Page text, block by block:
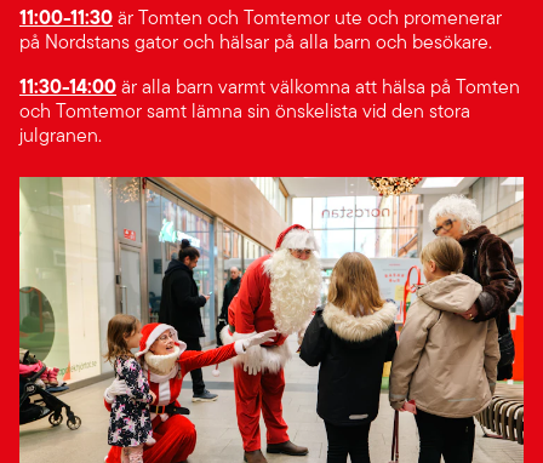
11:00-11:30är Tomten och Tomtemor ute och promenerar
på Nordstans gator och hälsar på alla barn och besökare.
11:30-14:00är alla barn varmt välkomna att hälsa på Tomten
och Tomtemor samt lämna sin önskelista vid den stora
julgranen.